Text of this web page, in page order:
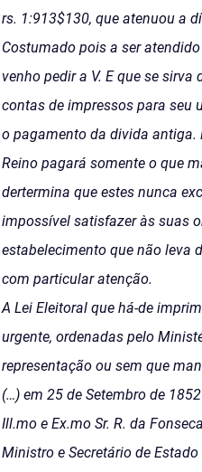
rs. 1:913$130, que atenuou a
Costumado pois a ser
venho pedir a V. E que se
contas de impressos para seu
o pagamento da divida
Reino pagará somente o que
dertermina que estes nunca
impossível satisfazer às suas
estabelecimento que não leva
com particular atenção.
A Lei Eleitoral que há-de
urgente, ordenadas pelo
representação ou sem que
(…) em 25 de Setembro de 1852
Ill.mo e Ex.mo Sr. R. da
Ministro e Secretário de